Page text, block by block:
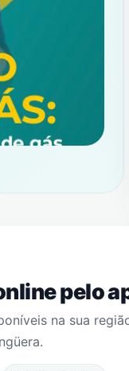
pelo
na sua
.